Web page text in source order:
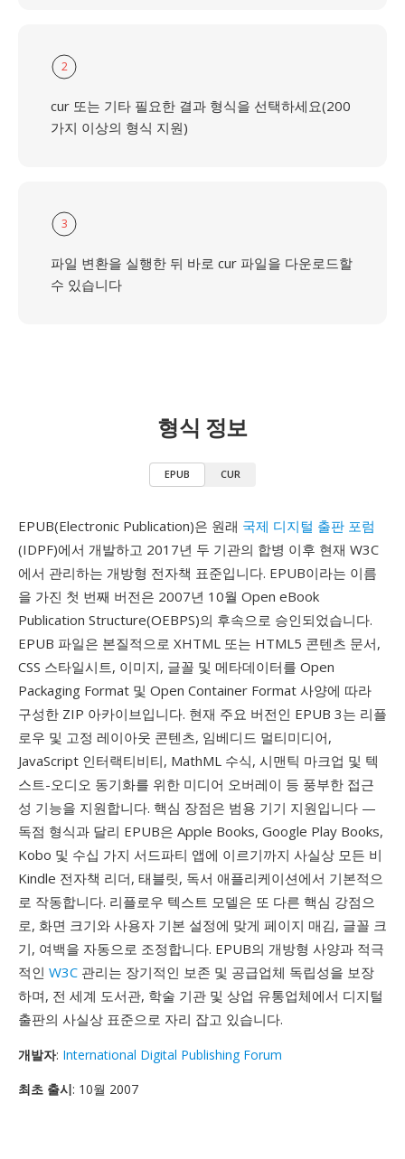
2
cur 또는 기타 필요한 결과 형식을 선택하세요(200
가지 이상의 형식 지원)
3
파일 변환을 실행한 뒤 바로 cur 파일을 다운로드할
수 있습니다
형식 정보
EPUB CUR
EPUB(Electronic Publication)은 원래 국제 디지털 출판 포럼
(IDPF)에서 개발하고 2017년 두 기관의 합병 이후 현재 W3C
에서 관리하는 개방형 전자책 표준입니다. EPUB이라는 이름
을 가진 첫 번째 버전은 2007년 10월 Open eBook
Publication Structure(OEBPS)의 후속으로 승인되었습니다.
EPUB 파일은 본질적으로 XHTML 또는 HTML5 콘텐츠 문서,
CSS 스타일시트, 이미지, 글꼴 및 메타데이터를 Open
Packaging Format 및 Open Container Format 사양에 따라
구성한 ZIP 아카이브입니다. 현재 주요 버전인 EPUB 3는 리플
로우 및 고정 레이아웃 콘텐츠, 임베디드 멀티미디어,
JavaScript 인터랙티비티, MathML 수식, 시맨틱 마크업 및 텍
스트-오디오 동기화를 위한 미디어 오버레이 등 풍부한 접근
성 기능을 지원합니다. 핵심 장점은 범용 기기 지원입니다 —
독점 형식과 달리 EPUB은 Apple Books, Google Play Books,
Kobo 및 수십 가지 서드파티 앱에 이르기까지 사실상 모든 비
Kindle 전자책 리더, 태블릿, 독서 애플리케이션에서 기본적으
로 작동합니다. 리플로우 텍스트 모델은 또 다른 핵심 강점으
로, 화면 크기와 사용자 기본 설정에 맞게 페이지 매김, 글꼴 크
기, 여백을 자동으로 조정합니다. EPUB의 개방형 사양과 적극
적인 W3C 관리는 장기적인 보존 및 공급업체 독립성을 보장
하며, 전 세계 도서관, 학술 기관 및 상업 유통업체에서 디지털
출판의 사실상 표준으로 자리 잡고 있습니다.
개발자: International Digital Publishing Forum
최초 출시: 10월 2007